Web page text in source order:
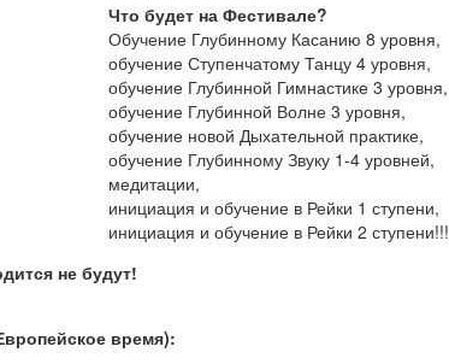
Что будет на Фестивале?
Обучение Глубинному Касанию 8 уровня,
обучение Ступенчатому Танцу 4 уровня,
обучение Глубинной Гимнастике 3 уровня,
обучение Глубинной Волне 3 уровня,
обучение новой Дыхательной практике,
обучение Глубинному Звуку 1-4 уровней,
медитации,
инициация и обучение в Рейки 1 ступени,
инициация и обучение в Рейки 2 ступени!!!
не будут!
время):